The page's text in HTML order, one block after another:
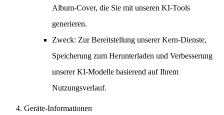
Album-Cover, die Sie mit unseren KI-Tools
generieren.
Zweck: Zur Bereitstellung unserer Kern-Dienste,
Speicherung zum Herunterladen und Verbesserung
unserer KI-Modelle basierend auf Ihrem
Nutzungsverlauf.
Geräte-Informationen